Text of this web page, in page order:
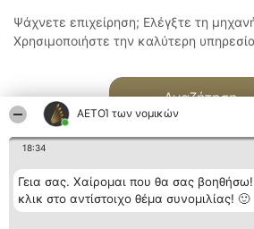
ΑΕΤΟΊ των νομικών
18:34
Γεια σας. Χαίρομαι που θα σας
κλικ στο αντίστοιχο θέμα συνομιλίας! 🙂
Ψάχνετε επιχείρηση; Ελέγξτε τη
Χρησιμοποιήστε την καλύτερη υπηρεσία
Αναζήτηση